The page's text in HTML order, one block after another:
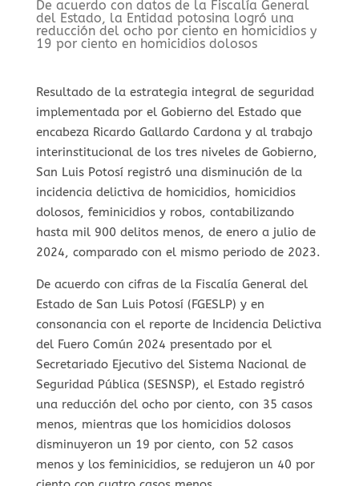
De acuerdo con datos de la Fiscalía General
del Estado, la Entidad potosina logró una
reducción del ocho por ciento en homicidios y
19 por ciento en homicidios dolosos
Resultado de la estrategia integral de seguridad
implementada por el Gobierno del Estado que
encabeza Ricardo Gallardo Cardona y al trabajo
interinstitucional de los tres niveles de Gobierno,
San Luis Potosí registró una disminución de la
incidencia delictiva de homicidios, homicidios
dolosos, feminicidios y robos, contabilizando
hasta mil 900 delitos menos, de enero a julio de
2024, comparado con el mismo periodo de 2023.
De acuerdo con cifras de la Fiscalía General del
Estado de San Luis Potosí (FGESLP) y en
consonancia con el reporte de Incidencia Delictiva
del Fuero Común 2024 presentado por el
Secretariado Ejecutivo del Sistema Nacional de
Seguridad Pública (SESNSP), el Estado registró
una reducción del ocho por ciento, con 35 casos
menos, mientras que los homicidios dolosos
disminuyeron un 19 por ciento, con 52 casos
menos y los feminicidios, se redujeron un 40 por